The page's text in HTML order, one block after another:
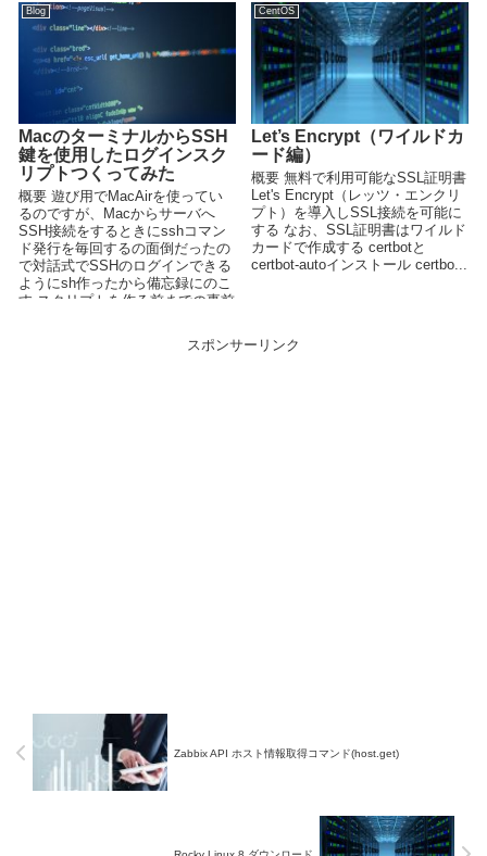
Blog
MacのターミナルからSSH
鍵を使用したログインスク
リプトつくってみた
概要 遊び用でMacAirを使ってい
るのですが、Macからサーバへ
SSH接続をするときにsshコマン
ド発行を毎回するの面倒だったの
で対話式でSSHのログインできる
ようにsh作ったから備忘録にのこ
す スクリプトを作る前までの事前
CentOS
Let’s Encrypt（ワイルドカ
ード編）
概要 無料で利用可能なSSL証明書
Let's Encrypt（レッツ・エンクリ
プト）を導入しSSL接続を可能に
する なお、SSL証明書はワイルド
カードで作成する certbotと
certbot-autoインストール certbo...
スポンサーリンク
Zabbix API ホスト情報取得コマンド(host.get)